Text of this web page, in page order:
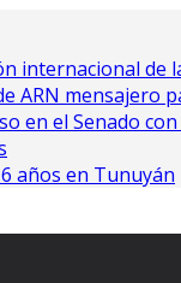
internacional de
ARN mensajero
en el Senado
años en Tunuyán